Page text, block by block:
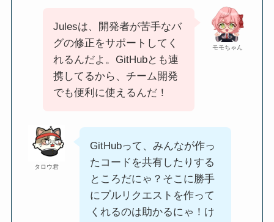
モモちゃん
Julesは、開発者が苦手なバ
グの修正をサポートしてく
れるんだよ。GitHubとも連
携してるから、チーム開発
でも便利に使えるんだ！
タロウ君
GitHubって、みんなが作っ
たコードを共有したりする
ところだにゃ？そこに勝手
にプルリクエストを作って
くれるのは助かるにゃ！け